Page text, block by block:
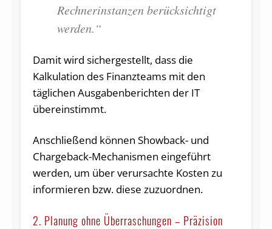
Rechnerinstanzen berücksichtigt
werden.“
Damit wird sichergestellt, dass die
Kalkulation des Finanzteams mit den
täglichen Ausgabenberichten der IT
übereinstimmt.
Anschließend können Showback- und
Chargeback-Mechanismen eingeführt
werden, um über verursachte Kosten zu
informieren bzw. diese zuzuordnen.
2. Planung ohne Überraschungen – Präzision